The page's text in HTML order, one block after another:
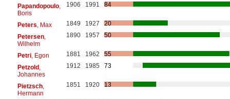
Papandopoulo,
Boris
1906 1991 84
Peters , Max 1849 1927
20
Petersen,
Wilhelm
1890 1957 50
Petri, Egon 1881 1962
55
Petzold,
Johannes
1912 1985 73
Pietzsch,
Hermann
1851 1920 13